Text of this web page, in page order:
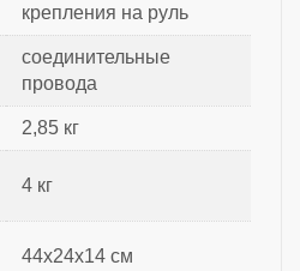
крепления на руль
соединительные
провода
2,85 кг
4 кг
44x24x14 см